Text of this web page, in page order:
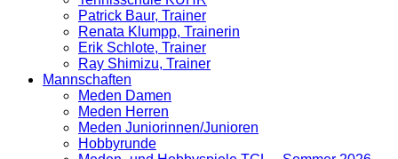
Patrick Baur, Trainer
Renata Klumpp, Trainerin
Erik Schlote, Trainer
Ray Shimizu, Trainer
Mannschaften
Meden Damen
Meden Herren
Meden Juniorinnen/Junioren
Hobbyrunde